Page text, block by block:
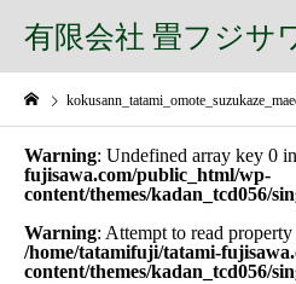
有限会社 畳フジサ
Warning: Undefined array key 0 in
fujisawa.com/public_html/wp-
content/themes/kadan_tcd056/
Warning: Attempt to read
/home/tatamifuji/tatami-
content/themes/kadan_tcd056/